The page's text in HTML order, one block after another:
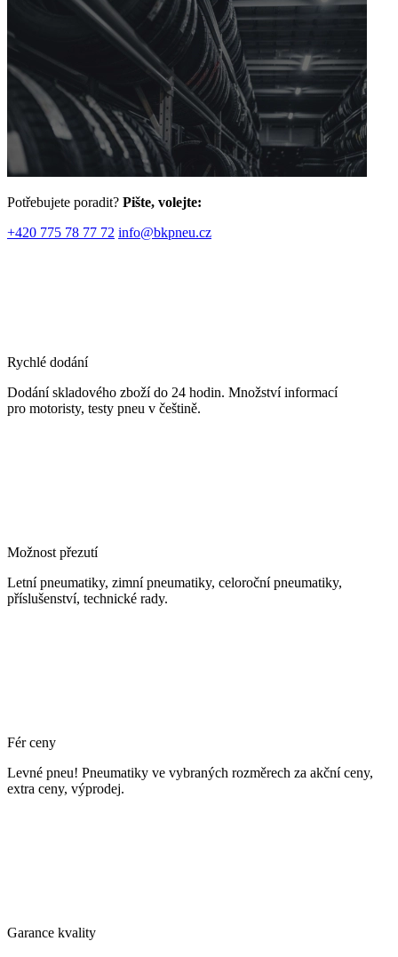
Potřebujete poradit? Pište, volejte:
+420 775 78 77 72 info@bkpneu.cz
Rychlé dodání
Dodání skladového zboží do 24 hodin. Množství informací
pro motoristy, testy pneu v češtině.
Možnost přezutí
Letní pneumatiky, zimní pneumatiky, celoroční pneumatiky,
příslušenství, technické rady.
Fér ceny
Levné pneu! Pneumatiky ve vybraných rozměrech za akční ceny,
extra ceny, výprodej.
Garance kvality